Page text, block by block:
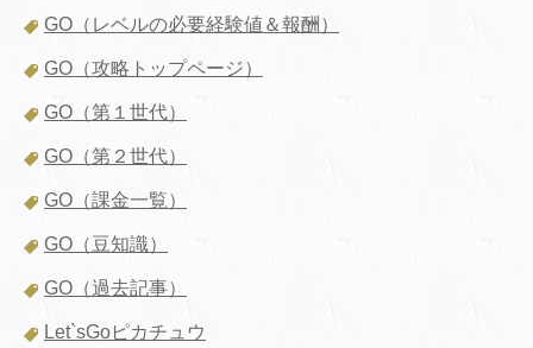
GO（レベルの必要経験値＆報酬）
GO（攻略トップページ）
GO（第１世代）
GO（第２世代）
GO（課金一覧）
GO（豆知識）
GO（過去記事）
Let`sGoピカチュウ